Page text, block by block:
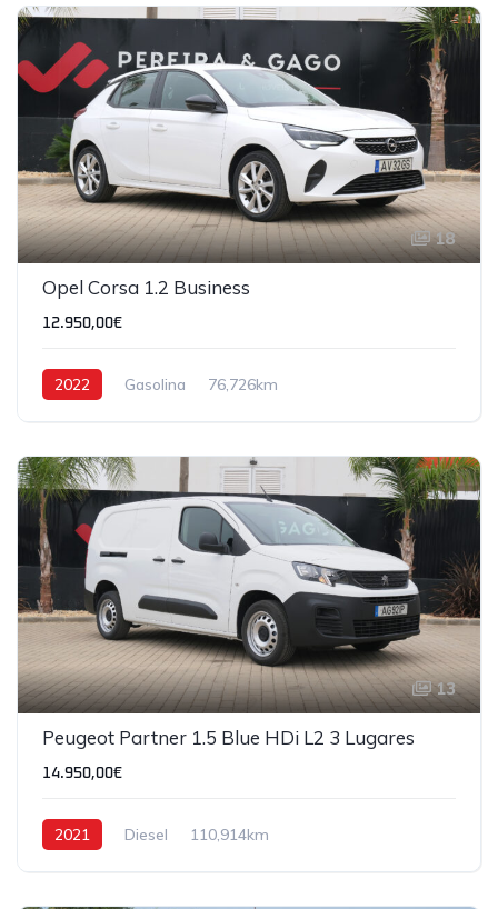
18
Opel Corsa 1.2 Business
12.950,00€
2022 Gasolina 76,726km
13
Peugeot Partner 1.5 Blue HDi L2 3 Lugares
14.950,00€
2021 Diesel 110,914km
IVA DEDUTÍVEL